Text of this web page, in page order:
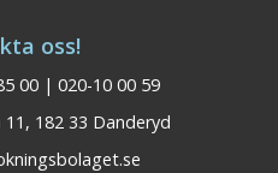
oss!
00 | 020-10 00 59
182 33 Danderyd